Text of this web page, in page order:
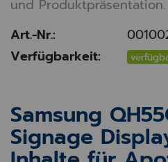
und Produktpräsentation.
Art.-Nr.:
Verfügbarkeit:
Samsung
Signage